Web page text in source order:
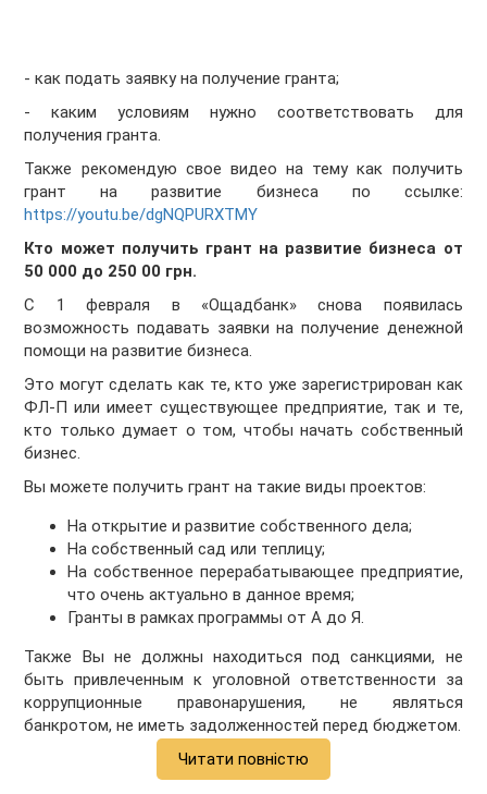
- как подать заявку на получение гранта;
- каким условиям нужно соответствовать для
получения гранта.
Также рекомендую свое видео на тему как получить
грант на развитие бизнеса по ссылке:
https://youtu.be/dgNQPURXTMY
Кто может получить грант на развитие бизнеса от
50 000 до 250 00 грн.
С 1 февраля в «Ощадбанк» снова появилась
возможность подавать заявки на получение денежной
помощи на развитие бизнеса.
Это могут сделать как те, кто уже зарегистрирован как
ФЛ-П или имеет существующее предприятие, так и те,
кто только думает о том, чтобы начать собственный
бизнес.
Вы можете получить грант на такие виды проектов:
На открытие и развитие собственного дела;
На собственный сад или теплицу;
На собственное перерабатывающее предприятие,
что очень актуально в данное время;
Гранты в рамках программы от А до Я.
Также Вы не должны находиться под санкциями, не
быть привлеченным к уголовной ответственности за
коррупционные правонарушения, не являться
банкротом, не иметь задолженностей перед бюджетом.
Читати повністю